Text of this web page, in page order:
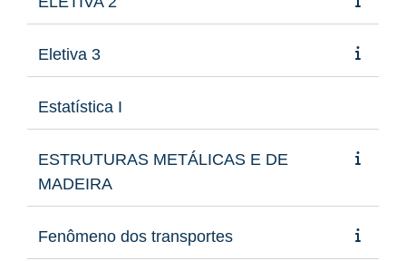
Eletiva 3
Estatística I
ESTRUTURAS METÁLICAS E DE
MADEIRA
Fenômeno dos transportes